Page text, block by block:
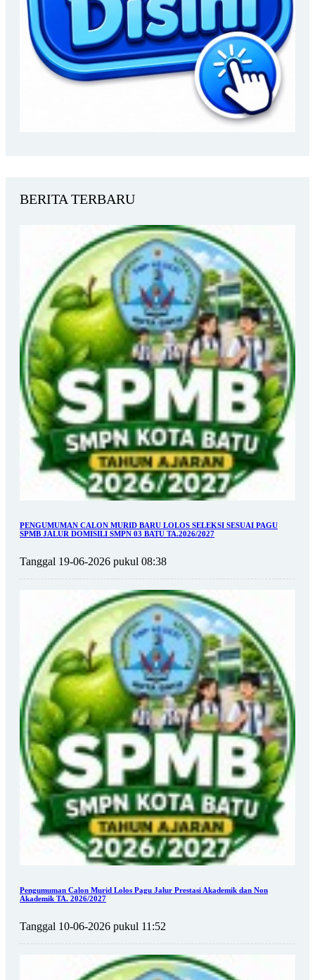
BERITA TERBARU
PENGUMUMAN CALON MURID BARU LOLOS SELEKSI SESUAI PAGU
SPMB JALUR DOMISILI SMPN 03 BATU TA.2026/2027
Tanggal 19-06-2026 pukul 08:38
Pengumuman Calon Murid Lolos Pagu Jalur Prestasi Akademik dan Non
Akademik TA. 2026/2027
Tanggal 10-06-2026 pukul 11:52